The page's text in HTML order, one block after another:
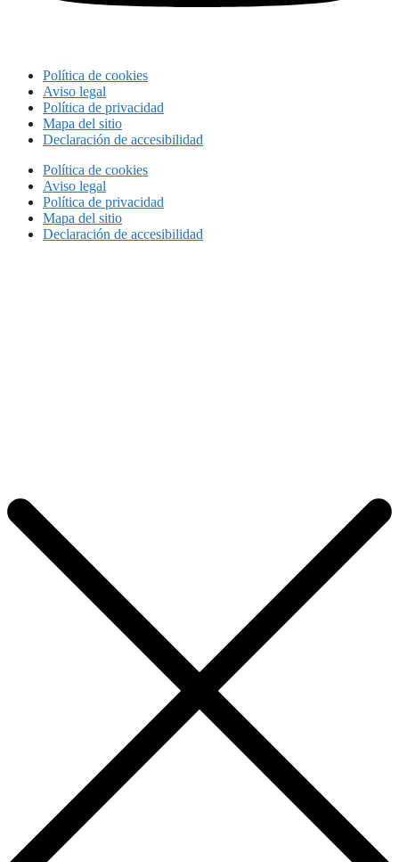
Política de cookies
Aviso legal
Política de privacidad
Mapa del sitio
Declaración de accesibilidad
Política de cookies
Aviso legal
Política de privacidad
Mapa del sitio
Declaración de accesibilidad